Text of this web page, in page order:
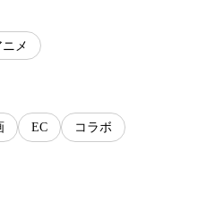
メ
EC コラボ